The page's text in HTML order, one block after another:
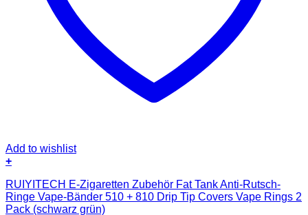
Add to wishlist
+
RUIYITECH E-Zigaretten Zubehör Fat Tank Anti-Rutsch-
Ringe Vape-Bänder 510 + 810 Drip Tip Covers Vape Rings 2
Pack (schwarz grün)